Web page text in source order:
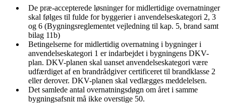
De præ-accepterede løsninger for midlertidige overnatninger
skal følges til fulde for byggerier i anvendelseskategori 2, 3
og 6 (Bygningsreglementet vejledning til kap. 5, brand samt
bilag 11b)
Betingelserne for midlertidig overnatning i bygninger i
anvendelseskategori 1 er indarbejdet i bygningens DKV-
plan. DKV-planen skal uanset anvendelseskategori være
udfærdiget af en brandrådgiver certificeret til brandklasse 2
eller derover. DKV-planen skal vedlægges meddelelsen.
Det samlede antal overnatningsdøgn om året i samme
bygningsafsnit må ikke overstige 50.